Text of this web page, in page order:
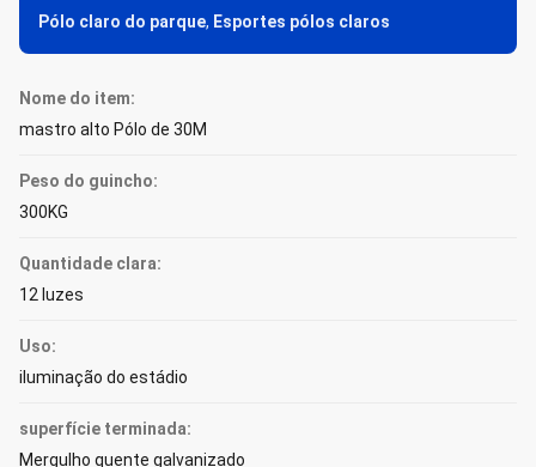
Pólo claro do parque, Esportes pólos claros
Nome do item:
mastro alto Pólo de 30M
Peso do guincho:
300KG
Quantidade clara:
12 luzes
Uso:
iluminação do estádio
superfície terminada:
Mergulho quente galvanizado